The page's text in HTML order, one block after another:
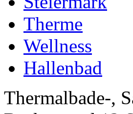
Therme
Wellness
Hallenbad
Thermalbade-,